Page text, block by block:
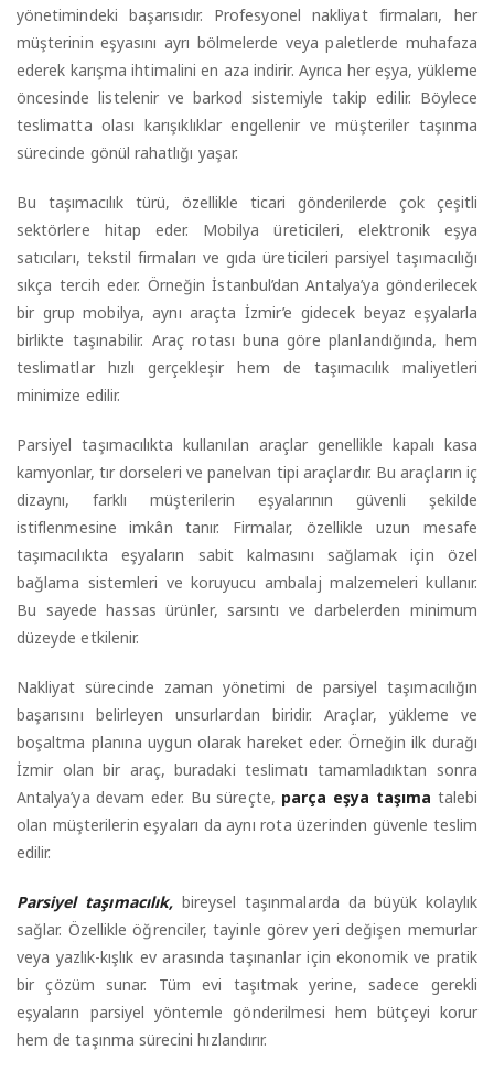
yönetimindeki başarısıdır. Profesyonel nakliyat firmaları, her
müşterinin eşyasını ayrı bölmelerde veya paletlerde muhafaza
ederek karışma ihtimalini en aza indirir. Ayrıca her eşya, yükleme
öncesinde listelenir ve barkod sistemiyle takip edilir. Böylece
teslimatta olası karışıklıklar engellenir ve müşteriler taşınma
sürecinde gönül rahatlığı yaşar.
Bu taşımacılık türü, özellikle ticari gönderilerde çok çeşitli
sektörlere hitap eder. Mobilya üreticileri, elektronik eşya
satıcıları, tekstil firmaları ve gıda üreticileri parsiyel taşımacılığı
sıkça tercih eder. Örneğin İstanbul’dan Antalya’ya gönderilecek
bir grup mobilya, aynı araçta İzmir’e gidecek beyaz eşyalarla
birlikte taşınabilir. Araç rotası buna göre planlandığında, hem
teslimatlar hızlı gerçekleşir hem de taşımacılık maliyetleri
minimize edilir.
Parsiyel taşımacılıkta kullanılan araçlar genellikle kapalı kasa
kamyonlar, tır dorseleri ve panelvan tipi araçlardır. Bu araçların iç
dizaynı, farklı müşterilerin eşyalarının güvenli şekilde
istiflenmesine imkân tanır. Firmalar, özellikle uzun mesafe
taşımacılıkta eşyaların sabit kalmasını sağlamak için özel
bağlama sistemleri ve koruyucu ambalaj malzemeleri kullanır.
Bu sayede hassas ürünler, sarsıntı ve darbelerden minimum
düzeyde etkilenir.
Nakliyat sürecinde zaman yönetimi de parsiyel taşımacılığın
başarısını belirleyen unsurlardan biridir. Araçlar, yükleme ve
boşaltma planına uygun olarak hareket eder. Örneğin ilk durağı
İzmir olan bir araç, buradaki teslimatı tamamladıktan sonra
Antalya’ya devam eder. Bu süreçte, parça eşya taşıma talebi
olan müşterilerin eşyaları da aynı rota üzerinden güvenle teslim
edilir.
Parsiyel taşımacılık,bireysel taşınmalarda da büyük kolaylık
sağlar. Özellikle öğrenciler, tayinle görev yeri değişen memurlar
veya yazlık-kışlık ev arasında taşınanlar için ekonomik ve pratik
bir çözüm sunar. Tüm evi taşıtmak yerine, sadece gerekli
eşyaların parsiyel yöntemle gönderilmesi hem bütçeyi korur
hem de taşınma sürecini hızlandırır.